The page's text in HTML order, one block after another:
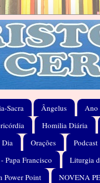
Sacra Ângelus Ano
Homilia Diária
Dia
Orações Podcast
Papa Francisco
Liturgia
Power Point
NOVENA